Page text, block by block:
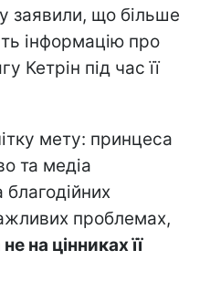
заявили, що більше
інформацію про
Кетрін під час її
мету: принцеса
та медіа
проблемах,
не на цінниках її